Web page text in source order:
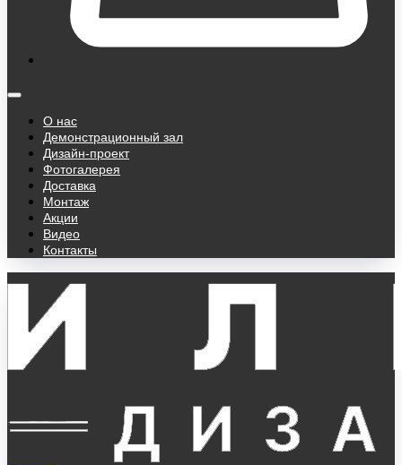
О нас
Демонстрационный зал
Дизайн-проект
Фотогалерея
Доставка
Монтаж
Акции
Видео
Контакты